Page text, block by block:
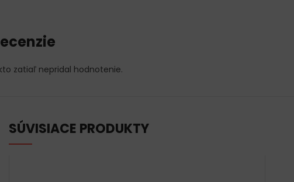
zatiaľ nepridal hodnotenie.
SÚVISIACE PRODUKTY